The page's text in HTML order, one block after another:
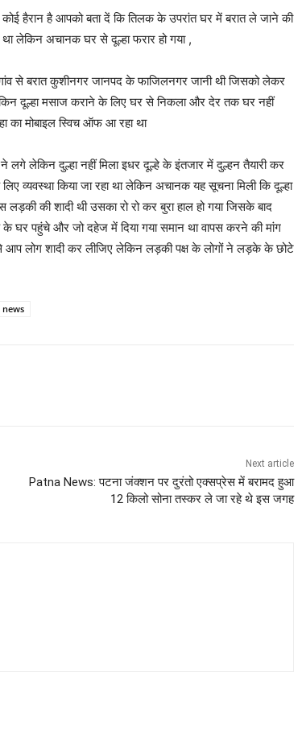
हैरान है आपको बता दें कि तिलक के उपरांत घर में बरात ले जाने की
लेकिन अचानक घर से दूल्हा फरार हो गया ,
से बरात कुशीनगर जानपद के फाजिलनगर जानी थी जिसको लेकर
दूल्हा मसाज कराने के लिए घर से निकला और देर तक घर नहीं
का मोबाइल स्विच ऑफ आ रहा था
लेकिन दुल्हा नहीं मिला इधर दूल्हे के इंतजार में दुल्हन तैयारी कर
व्यवस्था किया जा रहा था लेकिन अचानक यह सूचना मिली कि दूल्हा
की शादी थी उसका रो रो कर बुरा हाल हो गया जिसके बाद
घर पहुंचे और जो दहेज में दिया गया समान था वापस करने की मांग
लोग शादी कर लीजिए लेकिन लड़की पक्ष के लोगों ने लड़के के छोटे
Next article
Patna News: पटना जंक्शन पर दुरंतो एक्सप्रेस में बरामद हुआ
12 किलो सोना तस्कर ले जा रहे थे इस जगह